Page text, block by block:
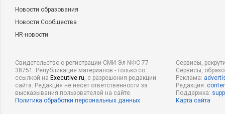
Новости образования
Новости Сообщества
HR-новости
Свидетельство о регистрации СМИ Эл NФС 77-
38751. Републикация материалов - только со
ссылкой на Executive.ru, с разрешения редакции
сайта. Редакция не несет ответственности за
высказывания пользователей на сайте.
Политика обработки персональных данных
Сервисы,
Сервисы,
Реклама:
Редакция:
Поддержка:
Карта сайта